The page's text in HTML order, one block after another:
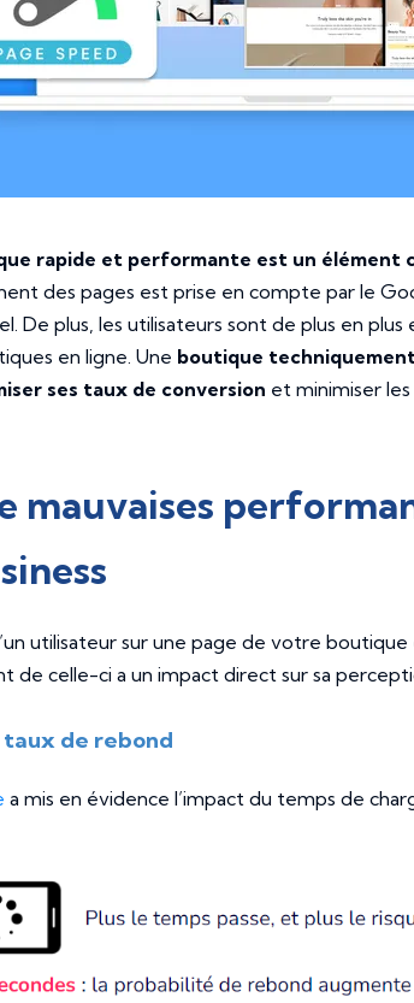
rapide et performante est un élément
des pages est prise en compte par le
De plus, les utilisateurs sont de plus en
en ligne. Une boutique
ses taux de conversion et minimiser
mauvaises
utilisateur sur une page de votre boutique
de celle-ci a un impact direct sur sa
de rebond
a mis en évidence l’impact du temps de